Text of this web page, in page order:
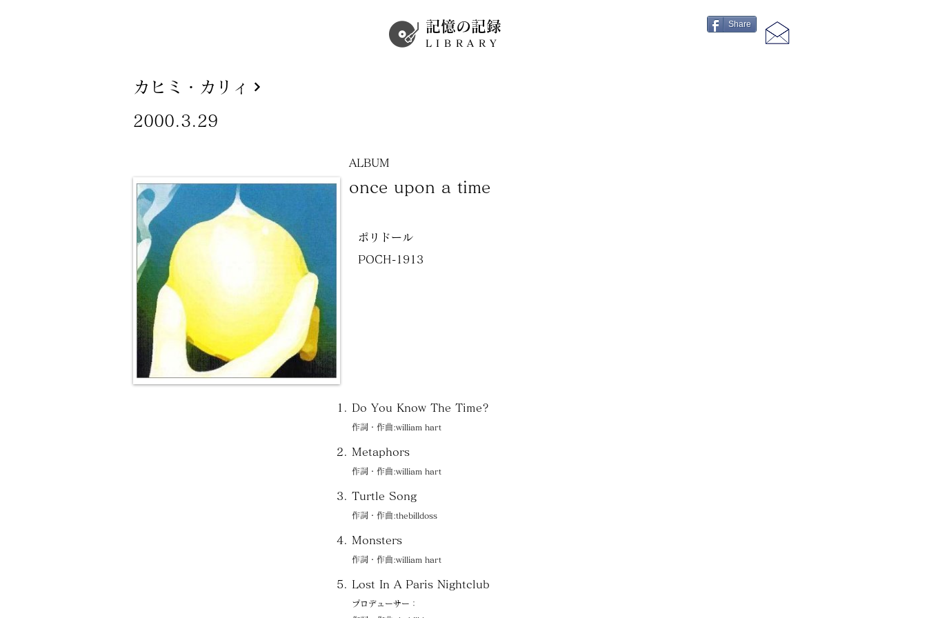
記憶の記録
LIBRARY
Share
カヒミ・カリィ
2000.3.29
ALBUM
once upon a time
ポリドール
POCH-1913
Do You Know The Time?
作詞・作曲:william hart
Metaphors
作詞・作曲:william hart
Turtle Song
作詞・作曲:thebilldoss
Monsters
作詞・作曲:william hart
Lost In A Paris Nightclub
プロデューサー：